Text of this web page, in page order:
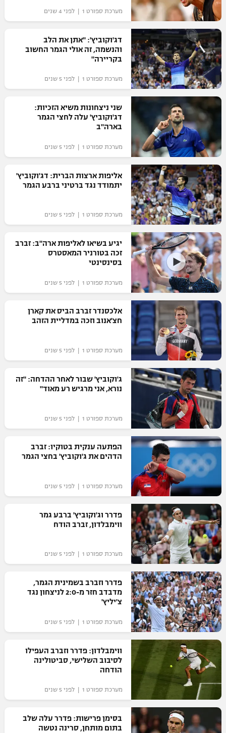
"מחצית בשכונה" – פודקאסט
משתתפים וזוכים בפרסים
תקנון משתתפים וזוכים בפרסים
תקנון עבור פעילות אלקטרה
תקנון עבור פעילות ספורט 1 – "מרלן"
טניס
גיימינג E-Sports
תנאי שימוש
מדיניות פרטיות
תקנון פעילות ספורט 1
רשיון להקרנה פומבית לבית עסק
הצטרפות לחבילת הערוצים
לוח דרושים – ג'ובנט
תגיות
המגזין
אופניים
ספורט מוטורי
כדורמים
בייסבול MLB
ספורט אתגרי ואקסטרים
אומנויות לחימה
גיימינג E-Sports
מערכת ספורט 1 | לפני 4 שנים
דג'וקוביץ': "אתן את הלב
והנשמה, זה אולי הגמר החשוב
בקריירה"
מערכת ספורט 1 | לפני 5 שנים
שני ניצחונות משיא הזכיות:
דג'וקוביץ' עלה לחצי הגמר
בארה"ב
מערכת ספורט 1 | לפני 5 שנים
אליפות ארצות הברית: דג'וקוביץ'
יתמודד נגד ברטיני ברבע הגמר
מערכת ספורט 1 | לפני 5 שנים
יגיע בשיאו לאליפות ארה"ב: זברב
זכה בטורניר המאסטרס
בסינסינטי
מערכת ספורט 1 | לפני 5 שנים
אלכסנדר זברב הביס את קארן
חצ'אנוב וזכה במדליית הזהב
מערכת ספורט 1 | לפני 5 שנים
ג'וקוביץ' שבור לאחר ההדחה: "זה
נורא, אני מרגיש רע מאוד"
מערכת ספורט 1 | לפני 5 שנים
הפתעה ענקית בטוקיו: זברב
הדהים את ג'וקוביץ' בחצי הגמר
מערכת ספורט 1 | לפני 5 שנים
פדרר וג'וקוביץ' ברבע גמר
ווימבלדון, זברב הודח
מערכת ספורט 1 | לפני 5 שנים
פדרר וזברב בשמינית הגמר,
מדבדב חזר מ-2:0 לניצחון נגד
צ'יליץ'
מערכת ספורט 1 | לפני 5 שנים
ווימבלדון: פדרר וזברב העפילו
לסיבוב השלישי, סביטולינה
הודחה
מערכת ספורט 1 | לפני 5 שנים
בסימן פרישות: פדרר עלה שלב
בתום מותחן, סרינה נטשה